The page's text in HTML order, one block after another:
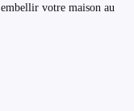
votre maison au